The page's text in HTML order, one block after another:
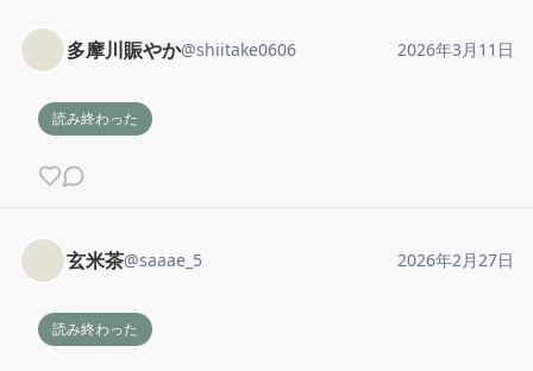
多摩川賑やか@shiitake0606 2026年3月11日
読み終わった
玄米茶@saaae_5 2026年2月27日
読み終わった